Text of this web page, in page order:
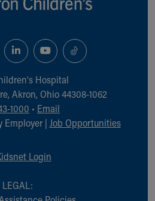
Hospital
Akron, Ohio 44308-1062
1000 • Email
Employer | Job Opportunities
Login
LEGAL: